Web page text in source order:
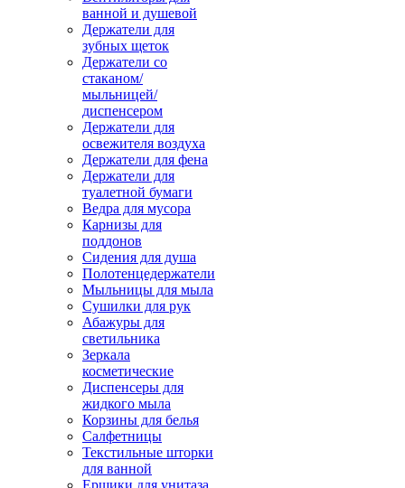
ванной и душевой
Держатели для
зубных щеток
Держатели со
стаканом/
мыльницей/
диспенсером
Держатели для
освежителя воздуха
Держатели для фена
Держатели для
туалетной бумаги
Ведра для мусора
Карнизы для
поддонов
Сидения для душа
Полотенцедержатели
Мыльницы для мыла
Сушилки для рук
Абажуры для
светильника
Зеркала
косметические
Диспенсеры для
жидкого мыла
Корзины для белья
Салфетницы
Текстильные шторки
для ванной
Ершики для унитаза